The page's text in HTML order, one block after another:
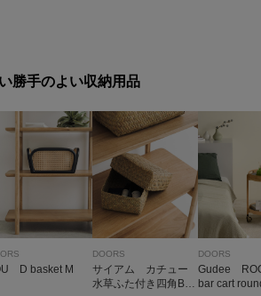
勝手のよい収納用品
D basket M
DOORS
サイアム カチュー
水草ふた付き四角BO
DOORS
Gudee
bar cart